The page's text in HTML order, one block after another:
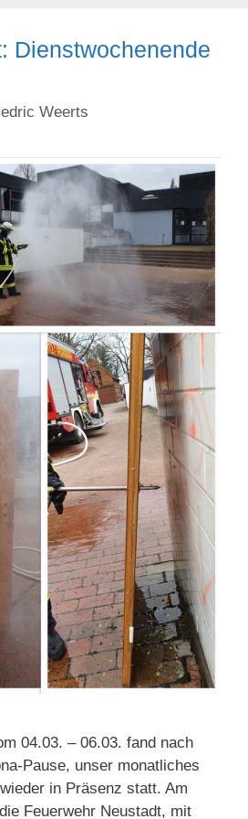
Dienstwochenende
Weerts
04.03. – 06.03. fand nach
Pause, unser monatliches
in Präsenz statt. Am
Feuerwehr Neustadt, mit